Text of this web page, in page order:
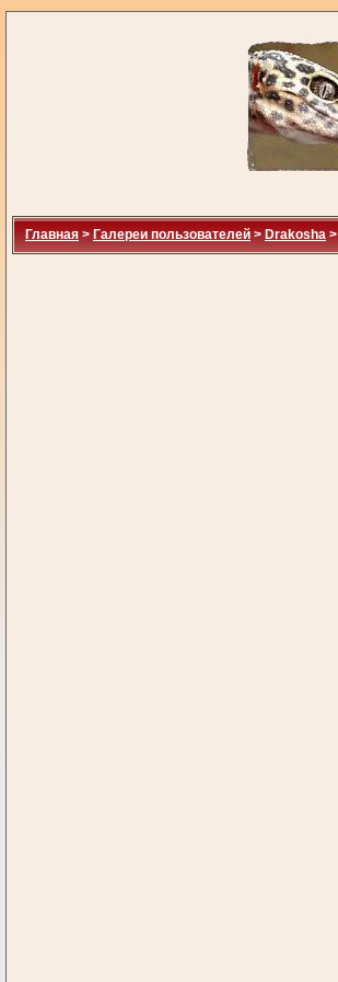
Главная > Галереи пользователей > Drakosha >